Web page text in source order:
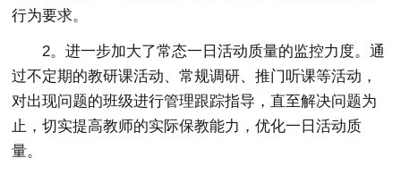
行为要求。
2。进一步加大了常态一日活动质量的监控力度。通
过不定期的教研课活动、常规调研、推门听课等活动，
对出现问题的班级进行管理跟踪指导，直至解决问题为
止，切实提高教师的实际保教能力，优化一日活动质
量。